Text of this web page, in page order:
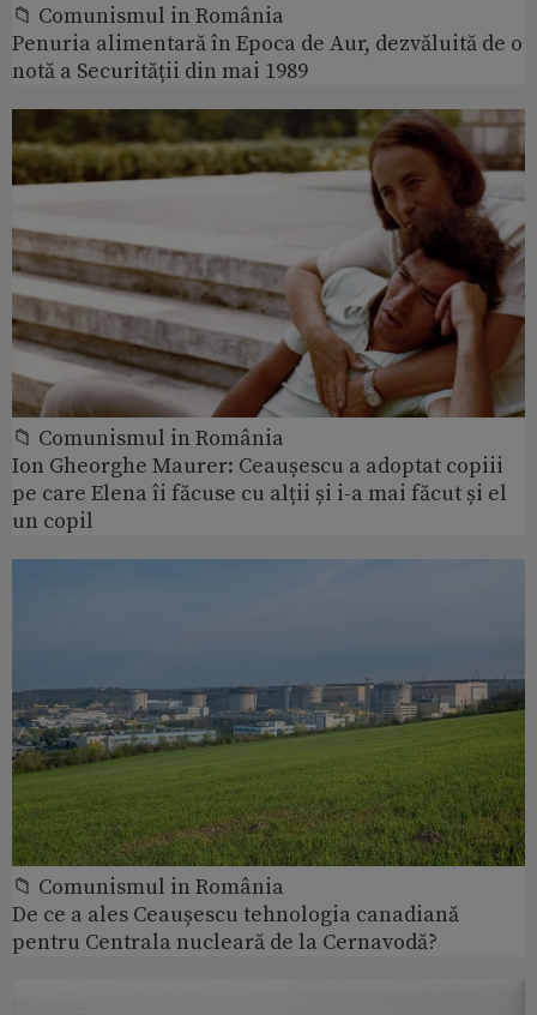
📁 Comunismul in România
Penuria alimentară în Epoca de Aur, dezvăluită de o
notă a Securității din mai 1989
📁 Comunismul in România
Ion Gheorghe Maurer: Ceaușescu a adoptat copiii
pe care Elena îi făcuse cu alții și i-a mai făcut și el
un copil
📁 Comunismul in România
De ce a ales Ceaușescu tehnologia canadiană
pentru Centrala nucleară de la Cernavodă?